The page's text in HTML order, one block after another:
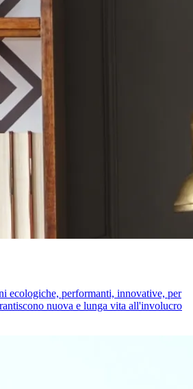
ecologiche, performanti, innovative, per
nuova e lunga vita all'involucro